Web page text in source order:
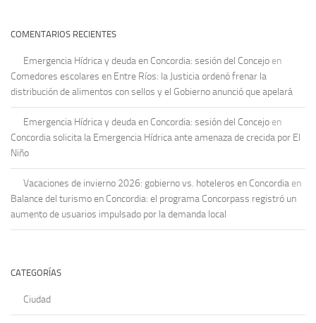
COMENTARIOS RECIENTES
Emergencia Hídrica y deuda en Concordia: sesión del Concejo en
Comedores escolares en Entre Ríos: la Justicia ordenó frenar la
distribución de alimentos con sellos y el Gobierno anunció que apelará
Emergencia Hídrica y deuda en Concordia: sesión del Concejo en
Concordia solicita la Emergencia Hídrica ante amenaza de crecida por El
Niño
Vacaciones de invierno 2026: gobierno vs. hoteleros en Concordia en
Balance del turismo en Concordia: el programa Concorpass registró un
aumento de usuarios impulsado por la demanda local
CATEGORÍAS
Ciudad